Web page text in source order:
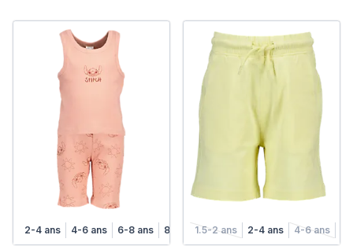
2-4 ans 4-6 ans 6-8 ans 8-10 ans1.5-2 ans 2-4 ans 4-6 ans